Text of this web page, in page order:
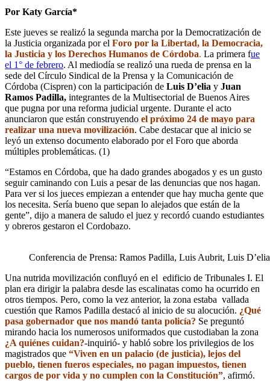
Por Katy García*
Este jueves se realizó la segunda marcha por la Democratización de
la Justicia organizada por el Foro por la Libertad, la Democracia,
la Justicia y los Derechos Humanos de Córdoba. La primera fue
el 1° de febrero. Al mediodía se realizó una rueda de prensa en la
sede del Círculo Sindical de la Prensa y la Comunicación de
Córdoba (Cispren) con la participación de Luis D’elia y Juan
Ramos Padilla, integrantes de la Multisectorial de Buenos Aires
que pugna por una reforma judicial urgente. Durante el acto
anunciaron que están construyendo el próximo 24 de mayo para
realizar una nueva movilización. Cabe destacar que al inicio se
leyó un extenso documento elaborado por el Foro que aborda
múltiples problemáticas. (1)
“Estamos en Córdoba, que ha dado grandes abogados y es un gusto
seguir caminando con Luis a pesar de las denuncias que nos hagan.
Para ver si los jueces empiezan a entender que hay mucha gente que
los necesita. Sería bueno que sepan lo alejados que están de la
gente”, dijo a manera de saludo el juez y recordó cuando estudiantes
y obreros gestaron el Cordobazo.
Conferencia de Prensa: Ramos Padilla, Luis Aubrit, Luis
Una nutrida movilización confluyó en el edificio de Tribunales I. El
plan era dirigir la palabra desde las escalinatas como ha ocurrido en
otros tiempos. Pero, como la vez anterior, la zona estaba vallada
cuestión que Ramos Padilla destacó al inicio de su alocución. ¿Qué
pasa gobernador que nos mandó tanta policía? Se preguntó
mirando hacia los numerosos uniformados que custodiaban la zona
¿A quiénes cuidan?-inquirió- y habló sobre los privilegios de los
magistrados que “Viven en un palacio (de justicia), lejos del
pueblo, tienen fueros especiales, no pagan impuestos, tienen
cargos de por vida y no cumplen con la Constitución”, afirmó.